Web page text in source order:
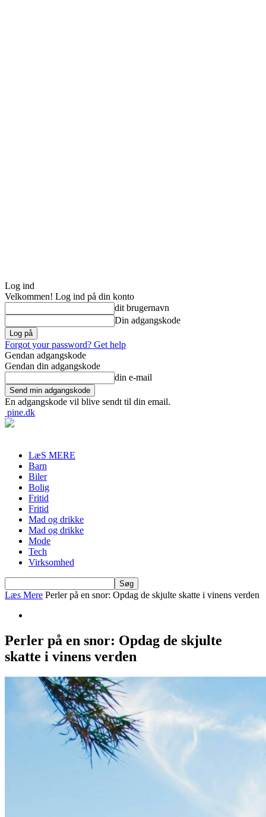
Log ind
Velkommen! Log ind på din konto
dit brugernavn
Din adgangskode
Forgot your password? Get help
Gendan adgangskode
Gendan din adgangskode
din e-mail
En adgangskode vil blive sendt til din email.
pine.dk
LæS MERE
Barn
Biler
Bolig
Fritid
Fritid
Mad og drikke
Mad og drikke
Mode
Tech
Virksomhed
Læs Mere Perler på en snor: Opdag de skjulte skatte i vinens verden
Perler på en snor: Opdag de skjulte
skatte i vinens verden